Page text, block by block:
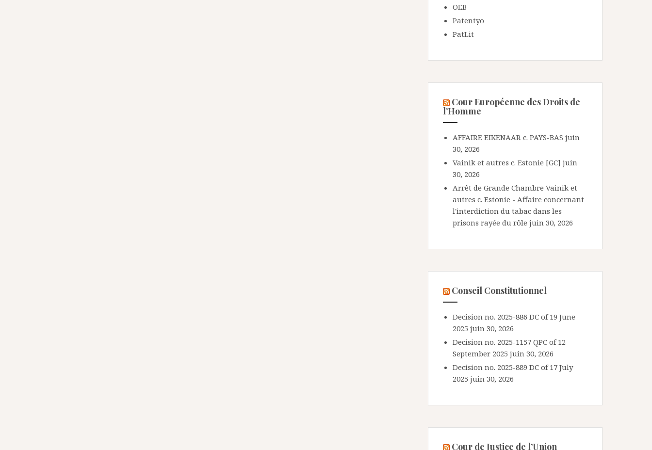
OEB
Patentyo
PatLit
Cour Européenne des Droits de
l’Homme
AFFAIRE EIKENAAR c. PAYS-BAS juin
30, 2026
Vainik et autres c. Estonie [GC] juin
30, 2026
Arrêt de Grande Chambre Vainik et
autres c. Estonie - Affaire concernant
l'interdiction du tabac dans les
prisons rayée du rôle juin 30, 2026
Conseil Constitutionnel
Decision no. 2025-886 DC of 19 June
2025 juin 30, 2026
Decision no. 2025-1157 QPC of 12
September 2025 juin 30, 2026
Decision no. 2025-889 DC of 17 July
2025 juin 30, 2026
Cour de Justice de l’Union